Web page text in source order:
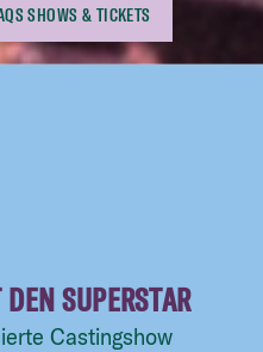
SHOWS & TICKETS
SUPERSTAR
Castingshow